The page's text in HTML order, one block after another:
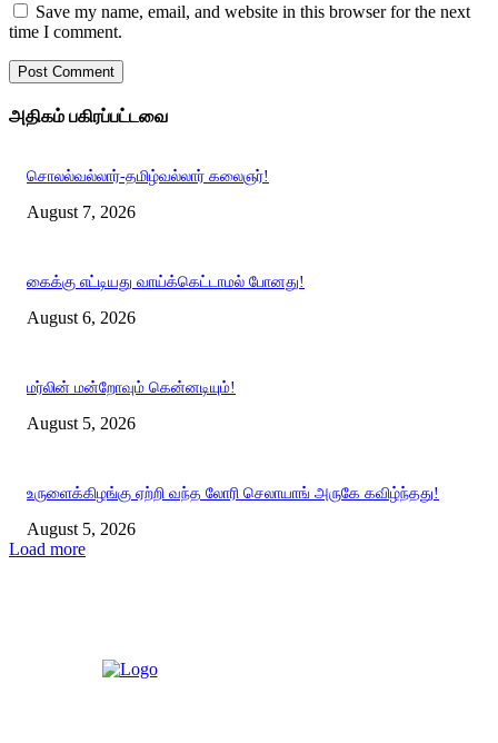
Save my name, email, and website in this browser for the next
time I comment.
அதிகம் பகிரப்பட்டவை
சொலல்வல்லார்-தமிழ்வல்லார் கலைஞர்!
August 7, 2026
கைக்கு எட்டியது வாய்க்கெட்டாமல் போனது!
August 6, 2026
மர்லின் மன்றோவும் கென்னடியும்!
August 5, 2026
உருளைக்கிழங்கு ஏற்றி வந்த லோரி செலாயாங் அருகே கவிழ்ந்தது!
August 5, 2026
Load more